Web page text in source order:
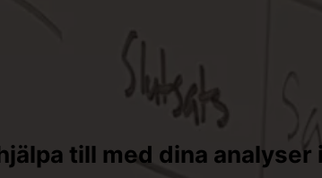
till med dina analyser